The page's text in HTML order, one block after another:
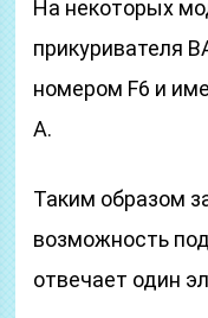
На некоторых
прикуривателя
номером F6 и
А.
Таким образом
возможность
отвечает один